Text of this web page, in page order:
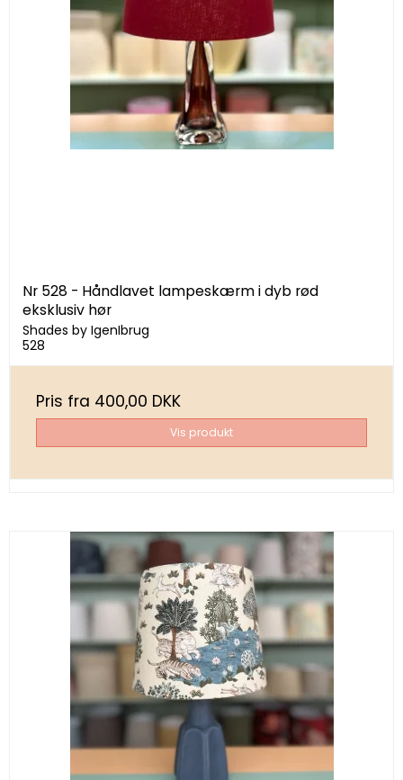
Nr 528 - Håndlavet lampeskærm i dyb rød
eksklusiv hør
Shades by IgenIbrug
528
Pris fra 400,00 DKK
Vis produkt